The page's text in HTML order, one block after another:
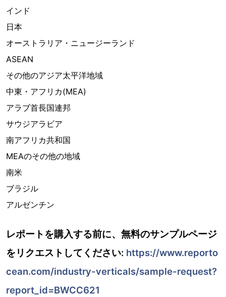
インド
日本
オーストラリア・ニュージーランド
ASEAN
その他のアジア太平洋地域
中東・アフリカ(MEA)
アラブ首長国連邦
サウジアラビア
南アフリカ共和国
MEAのその他の地域
南米
ブラジル
アルゼンチン
レポートを購入する前に、無料のサンプルページ
をリクエストしてください: https://www.reporto
cean.com/industry-verticals/sample-request?
report_id=BWCC621